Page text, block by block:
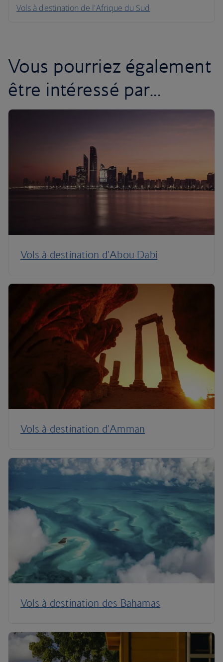
Vols à destination de l'Afrique du Sud
Vous pourriez également
être intéressé par...
Vols à destination d'Abou Dabi
Vols à destination d'Amman
Vols à destination des Bahamas